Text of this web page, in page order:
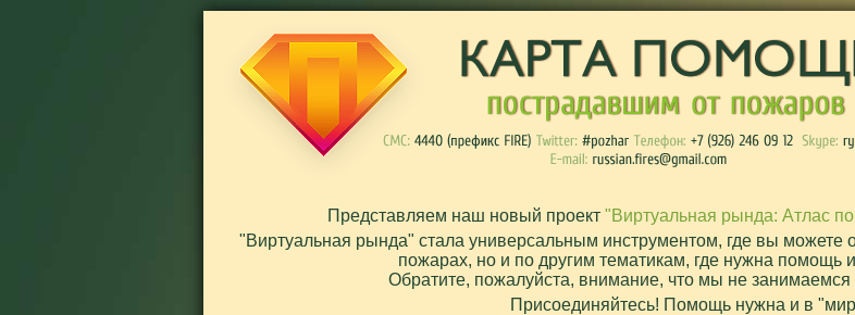
Представляем наш новый проект "Виртуальная рында: Атлас
"Виртуальная рында" стала универсальным инструментом, где вы можете
пожарах, но и по другим тематикам, где нужна помощь
Обратите, пожалуйста, внимание, что мы не
Присоединяйтесь! Помощь нужна и в